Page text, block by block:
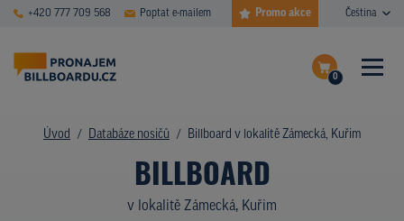
+420 777 709 568 Poptat e-mailem Promo akce Čeština
0
Dokončit poptávku
Zobrazit nosiče na mapě
ČASTÉ DOTAZY
DATABÁZE NOSIČŮ
PLOCHY V AKCI
Úvod Databáze nosičů Billboard v lokalitě Zámecká, Kuřim
BILLBOARD
v lokalitě Zámecká, Kuřim